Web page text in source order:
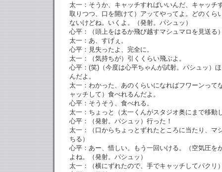
太一：そうか、キャッチすればいいんだ、キャッチ
取りつつ、口を開けて）アッてやってよ。どのくら
ないけどね。いくよ。（発射。パシュッ）
心平：（頭上をはるか飛び越すマシュマロを見送る
太一：あ、すげぇ。
心平：見失ったよ、完全に。
太一：（気持ちが）引くくらい飛ぶよ。
心平：(笑)（今度は心平ちゃんが試射。パシュッ）
んだよ。
太一：わかった、あのくらいになればフワーンって
ャッチして）食べれるんだよ。
心平：そうそう、食べれる。
太一：ちょっと（太一くんがスタジオ奥にまで移動
心平：（発射。パシュッ）行った！
太一：（口からちょっとずれたところに当たり、マ
ちる）
心平：あー、惜しい。もう一回いける。（空気圧を
よね。（発射。パシュッ）
太一：（横にずれたので、手でキャッチしてパクリ